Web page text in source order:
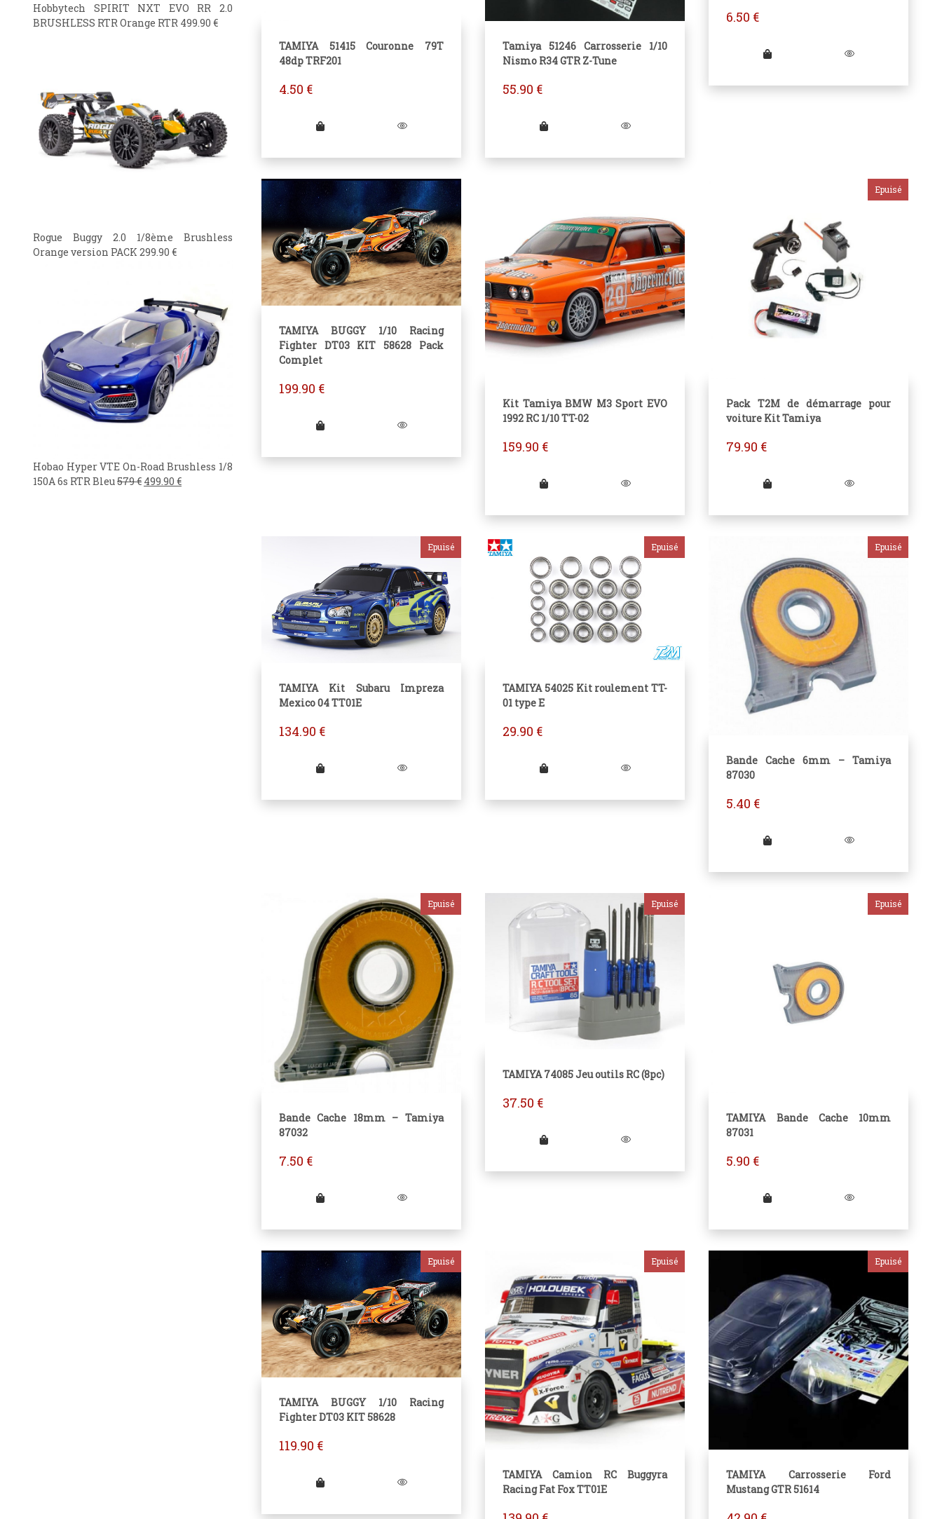
Hobbytech SPIRIT NXT EVO RR 2.0
BRUSHLESS RTR Orange RTR 499.90 €
Rogue Buggy 2.0 1/8ème Brushless
Orange version PACK 299.90 €
Hobao Hyper VTE On-Road Brushless 1/8
150A 6s RTR Bleu579€ 499.90 €
TAMIYA 51415 Couronne 79T
48dp TRF201
4.50 €
Tamiya 51246 Carrosserie 1/10
Nismo R34 GTR Z-Tune
55.90 €
6.50 €
TAMIYA BUGGY 1/10 Racing
Fighter DT03 KIT 58628 Pack
Complet
199.90 €
Kit Tamiya BMW M3 Sport EVO
1992 RC 1/10 TT-02
159.90 €
Pack T2M de démarrage pour
voiture Kit Tamiya
79.90 €
TAMIYA Kit Subaru Impreza
Mexico 04 TT01E
134.90 €
TAMIYA 54025 Kit roulement TT-
01 type E
29.90 €
Bande Cache 6mm – Tamiya
87030
5.40 €
Bande Cache 18mm – Tamiya
87032
7.50 €
TAMIYA 74085 Jeu outils RC (8pc)
37.50 €
TAMIYA Bande Cache 10mm
87031
5.90 €
TAMIYA BUGGY 1/10 Racing
Fighter DT03 KIT 58628
119.90 €
TAMIYA Camion RC Buggyra
Racing Fat Fox TT01E
TAMIYA Carrosserie Ford
Mustang GTR 51614